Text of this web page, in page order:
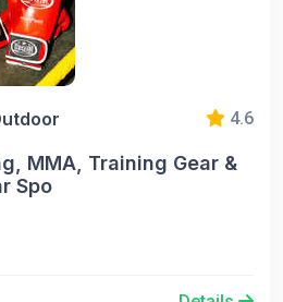
4.6
MMA, Training Gear &
Spo